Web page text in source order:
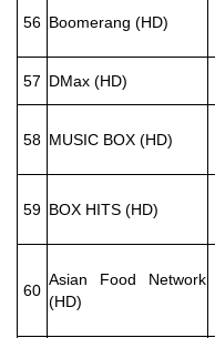
56 Boomerang (HD)
57 DMax (HD)
58 MUSIC BOX (HD)
59 BOX HITS (HD)
60
Asian Food Network
(HD)